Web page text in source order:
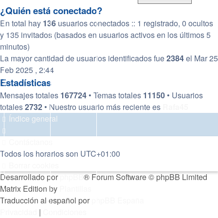
¿Quién está conectado?
En total hay 136 usuarios conectados :: 1 registrado, 0 ocultos
y 135 invitados (basados en usuarios activos en los últimos 5
minutos)
La mayor cantidad de usuarios identificados fue2384el Mar 25
Feb 2025 , 2:44
Estadísticas
Mensajes totales 167724 • Temas totales 11150 • Usuarios
totales2732 • Nuestro usuario más reciente es
Índice general
Todos los horarios son UTC+01:00
Desarrollado por
® Forum Software © phpBB Limited
Matrix Edition by
Traducción al español por
|